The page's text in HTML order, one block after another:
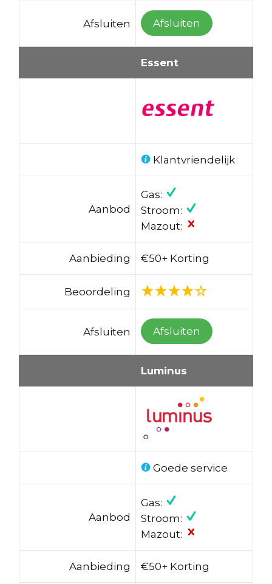
Afsluiten Afsluiten
Essent
Klantvriendelijk
Aanbod
Gas:
Stroom:
Mazout:
Aanbieding €50+ Korting
Beoordeling
Afsluiten Afsluiten
Luminus
Goede service
Aanbod
Gas:
Stroom:
Mazout:
Aanbieding €50+ Korting